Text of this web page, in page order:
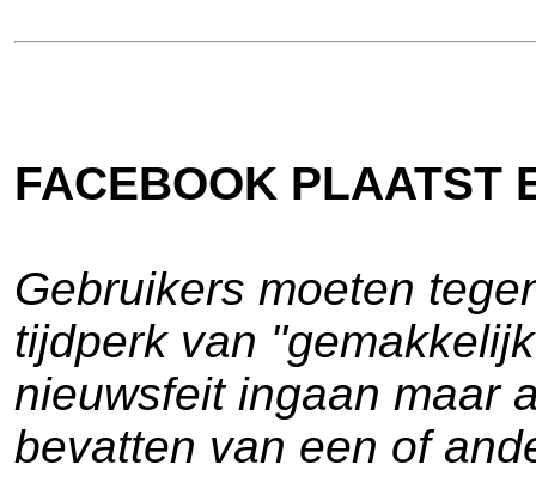
FACEBOOK PLAATST
Gebruikers moeten
tijdperk van
nieuwsfeit ingaan maar
bevatten van een of